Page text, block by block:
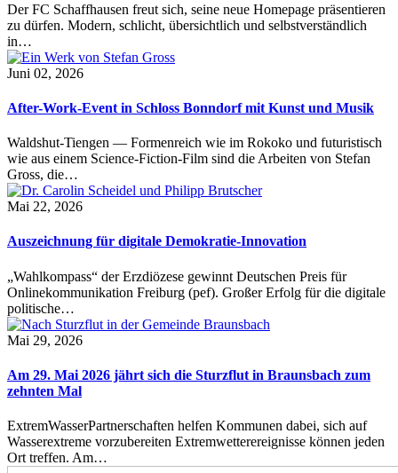
Der FC Schaffhausen freut sich, seine neue Homepage präsentieren
zu dürfen. Modern, schlicht, übersichtlich und selbstverständlich
in…
Juni 02, 2026
After-Work-Event in Schloss Bonndorf mit Kunst und Musik
Waldshut-Tiengen — Formenreich wie im Rokoko und futuristisch
wie aus einem Science-Fiction-Film sind die Arbeiten von Stefan
Gross, die…
Mai 22, 2026
Auszeichnung für digitale Demokratie-Innovation
„Wahlkompass“ der Erzdiözese gewinnt Deutschen Preis für
Onlinekommunikation Freiburg (pef). Großer Erfolg für die digitale
politische…
Mai 29, 2026
Am 29. Mai 2026 jährt sich die Sturzflut in Braunsbach zum
zehnten Mal
ExtremWasserPartnerschaften helfen Kommunen dabei, sich auf
Wasserextreme vorzubereiten Extremwetterereignisse können jeden
Ort treffen. Am…